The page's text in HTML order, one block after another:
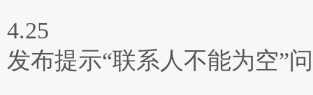
4.25
发布提示“联系人不能为空”